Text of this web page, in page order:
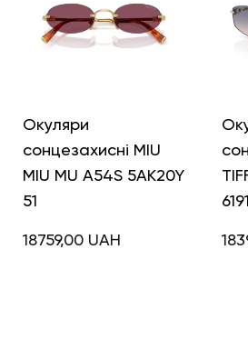
Окуляри
сонцезахисні MIU
MIU MU A54S 5AK20Y
51
18759,00 UAH